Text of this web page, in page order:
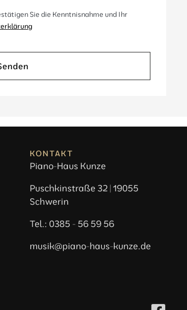
Sie die Kenntnisnahme und Ihr
KONTAKT
Piano-Haus Kunze
Puschkinstraße 32 | 19055
Schwerin
Tel.: 0385 - 56 59 56
musik@piano-haus-kunze.de